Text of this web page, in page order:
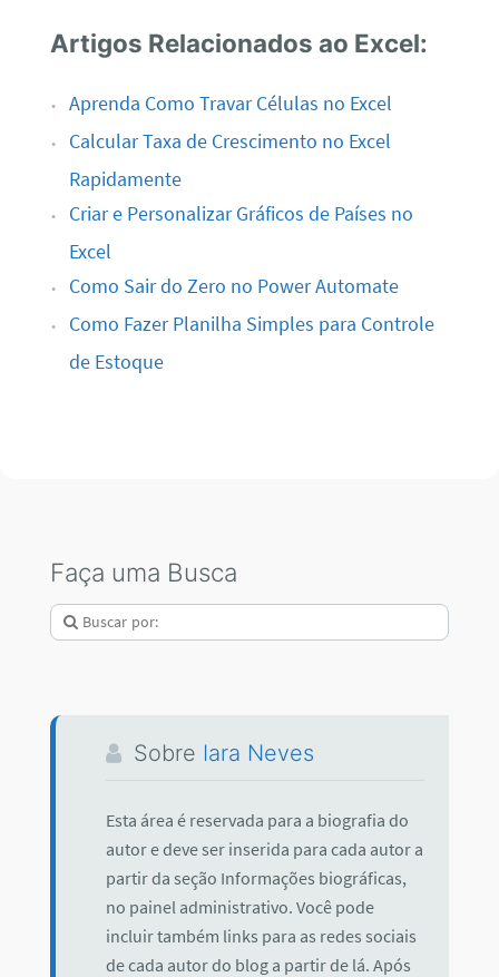
Artigos Relacionados ao Excel:
Aprenda Como Travar Células no Excel
Calcular Taxa de Crescimento no Excel
Rapidamente
Criar e Personalizar Gráficos de Países no
Excel
Como Sair do Zero no Power Automate
Como Fazer Planilha Simples para Controle
de Estoque
Faça uma Busca
Sobre Iara Neves
Esta área é reservada para a biografia do
autor e deve ser inserida para cada autor a
partir da seção Informações biográficas,
no painel administrativo. Você pode
incluir também links para as redes sociais
de cada autor do blog a partir de lá. Após